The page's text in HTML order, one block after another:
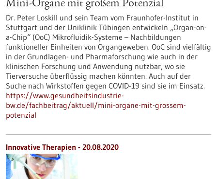
Mini-Organe mit großem Potenzial
Dr. Peter Loskill und sein Team vom Fraunhofer-Institut in
Stuttgart und der Uniklinik Tübingen entwickeln „Organ-on-
a-Chip“ (OoC) Mikrofluidik-Systeme – Nachbildungen
funktioneller Einheiten von Organgeweben. OoC sind vielfältig
in der Grundlagen- und Pharmaforschung wie auch in der
klinischen Forschung und Anwendung nutzbar, wo sie
Tierversuche überflüssig machen könnten. Auch auf der
Suche nach Wirkstoffen gegen COVID-19 sind sie im Einsatz.
https://www.gesundheitsindustrie-
bw.de/fachbeitrag/aktuell/mini-organe-mit-grossem-
potenzial
Innovative Therapien - 20.08.2020